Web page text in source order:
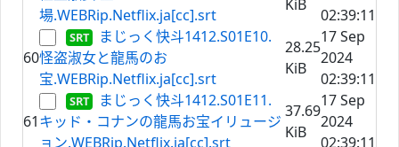
場.WEBRip.Netflix.ja[cc].srt
KiB
02:39:11
60
まじっく快斗1412.S01E10.
怪盗淑女と龍馬のお
宝.WEBRip.Netflix.ja[cc].srt
28.25
KiB
17 Sep
2024
02:39:11
61
まじっく快斗1412.S01E11.
キッド・コナンの龍馬お宝イリュージ
ョン.WEBRip.Netflix.ja[cc].srt
37.69
KiB
17 Sep
2024
02:39:11